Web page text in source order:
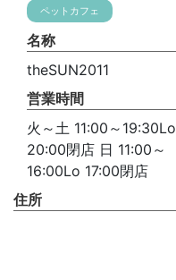
ペットカフェ
名称
theSUN2011
営業時間
火～土 11:00～19:30Lo
20:00閉店 日 11:00～
16:00Lo 17:00閉店
住所